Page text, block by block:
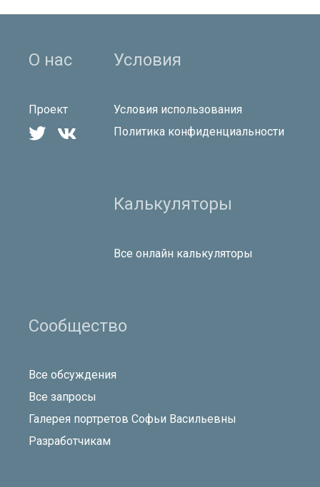
О нас
Проект
 
Условия
Условия использования
Политика конфиденциальности
Калькуляторы
Все онлайн калькуляторы
Сообщество
Все обсуждения
Все запросы
Галерея портретов Софьи Васильевны
Разработчикам